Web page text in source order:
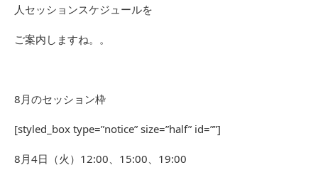
人セッションスケジュールを
ご案内しますね。。
8月のセッション枠
[styled_box type=”notice” size=”half” id=””]
8月4日（火）12:00、15:00、19:00